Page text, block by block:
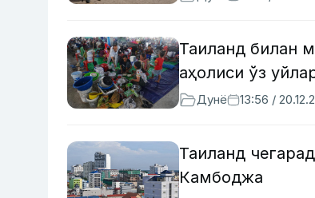
Таиланд билан
аҳолиси ўз
Дунё 13:56 /
Таиланд
Камбоджа